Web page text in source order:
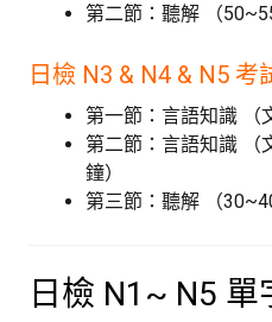
第二節：聽解 （
日檢 N3 & N4 & N5 考
第一節：言語知識 （
第二節：言語知識
鐘）
第三節：聽解 （
日檢 N1~ N5 單